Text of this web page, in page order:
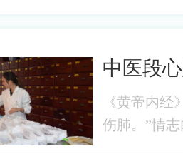
中医段
《黄帝内
伤肺。”情志